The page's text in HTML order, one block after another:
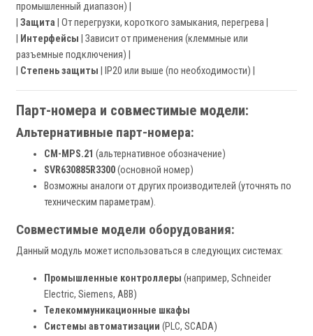
промышленный диапазон) |
Защита | От перегрузки, короткого замыкания, перегрева |
Интерфейсы | Зависит от применения (клеммные или
разъемные подключения) |
Степень защиты | IP20 или выше (по необходимости) |
Парт-номера и совместимые модели:
Альтернативные парт-номера:
CM-MPS.21 (альтернативное обозначение)
SVR630885R3300(основной номер)
Возможны аналоги от других производителей (уточнять по
техническим параметрам).
Совместимые модели оборудования:
Данный модуль может использоваться в следующих системах:
Промышленные контроллеры (например, Schneider
Electric, Siemens, ABB)
Телекоммуникационные шкафы
Системы автоматизации (PLC, SCADA)